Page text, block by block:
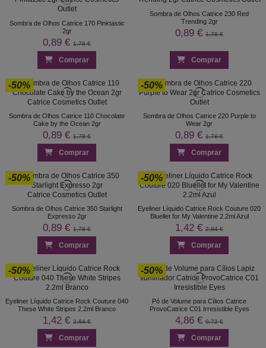
Sombra de Olhos Catrice 170 Pinktastic
2gr
0,89 € 1,78 €
Comprar
Sombra de Olhos Catrice 230 Red
Trending 2gr
0,89 € 1,78 €
Comprar
-50%
Sombra de Olhos Catrice 110 Chocolate
Cake by the Ocean 2gr
0,89 € 1,78 €
Comprar
-50%
Sombra de Olhos Catrice 220 Purple to
Wear 2gr
0,89 € 1,78 €
Comprar
-50%
Sombra de Olhos Catrice 350 Starlight
Expresso 2gr
0,89 € 1,78 €
Comprar
-50%
Eyeliner Líquido Catrice Rock Couture 020
Bluellet for My Valentine 2.2ml Azul
1,42 € 2,84 €
Comprar
-50%
Eyeliner Líquido Catrice Rock Couture 040
These White Stripes 2.2ml Branco
1,42 € 2,84 €
Comprar
-50%
Pó de Volume para Cílios Catrice
ProvoCatrice C01 Irresistible Eyes
4,86 € 9,72 €
Comprar